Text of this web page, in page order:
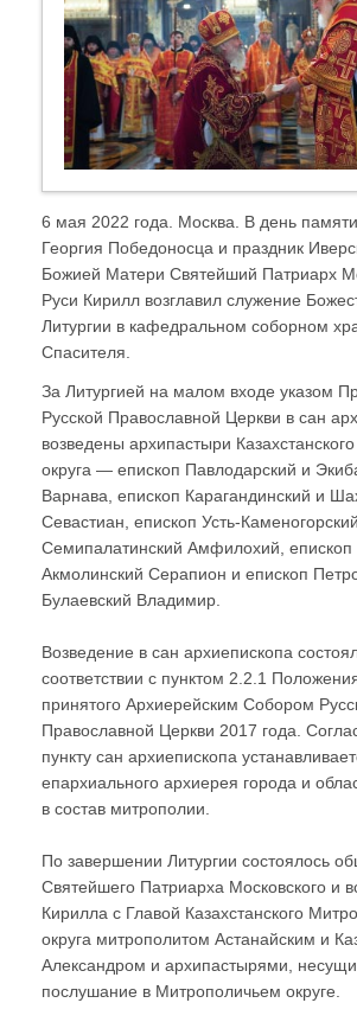
6 мая 2022 года. Москва. В день
Георгия Победоносца и праздник
Божией Матери Святейший Патриарх
Руси Кирилл возглавил служение
Литургии в кафедральном соборном
Спасителя.
За Литургией на малом входе указом
Русской Православной Церкви в сан
возведены архипастыри
округа — епископ Павлодарский и
Варнава, епископ Карагандинский и
Севастиан, епископ Усть-
Семипалатинский Амфилохий, епископ
Акмолинский Серапион и епископ
Булаевский Владимир.
Возведение в сан архиепископа
соответствии с пунктом 2.2.1
принятого Архиерейским Собором
Православной Церкви 2017 года.
пункту сан архиепископа
епархиального архиерея города и
в состав митрополии.
По завершении Литургии состоялось
Святейшего Патриарха Московского и
Кирилла с Главой Казахстанского
округа митрополитом Астанайским и
Александром и архипастырями,
послушание в Митрополичьем округе.